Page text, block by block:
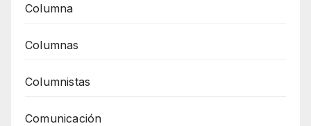
Columna
Columnas
Columnistas
Comunicación